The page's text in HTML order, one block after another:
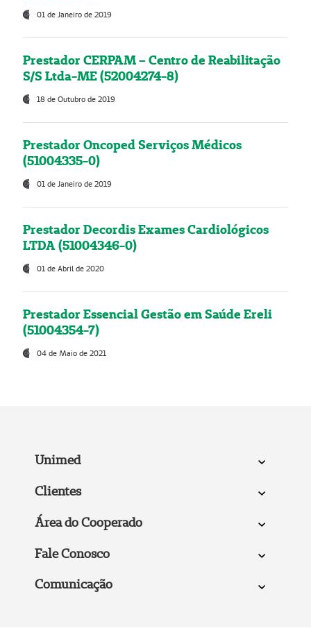
01 de Janeiro de 2019
Prestador CERPAM – Centro de Reabilitação
S/S Ltda-ME (52004274-8)
18 de Outubro de 2019
Prestador Oncoped Serviços Médicos
(51004335-0)
01 de Janeiro de 2019
Prestador Decordis Exames Cardiológicos
LTDA (51004346-0)
01 de Abril de 2020
Prestador Essencial Gestão em Saúde Ereli
(51004354-7)
04 de Maio de 2021
Unimed
Clientes
Área do Cooperado
Fale Conosco
Comunicação